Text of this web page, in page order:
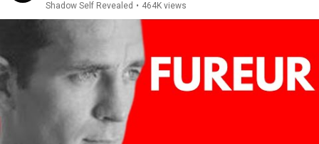
Shadow Self Revealed • 464K views